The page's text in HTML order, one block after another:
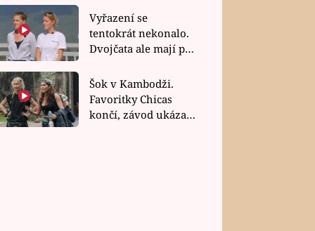
rychlé recepty
Vyřazení se
tentokrát nekonalo.
Dvojčata ale mají po
závodu nůž na krku
Šok v Kambodži.
Favoritky Chicas
končí, závod ukázal